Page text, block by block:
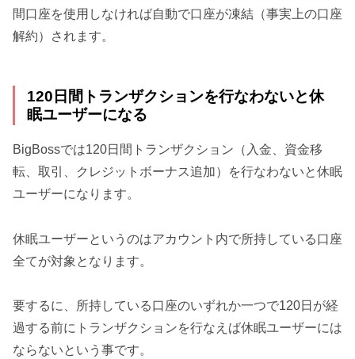
間口座を使用しなければ自動で口座が凍結（事実上の口座
解約）されます。
120日間トランザクションを行なわないと休
眠ユーザーになる
BigBossでは120日間トランザクション（入金、資金移
転、取引、クレジットボーナス追加）を行なわないと休眠
ユーザーになります。
休眠ユーザーというのはアカウント内で所持している口座
全てが対象となります。
要するに、所持している口座のいずれか一つで120日が経
過する前にトランザクションを行なえば休眠ユーザーには
ならないという事です。